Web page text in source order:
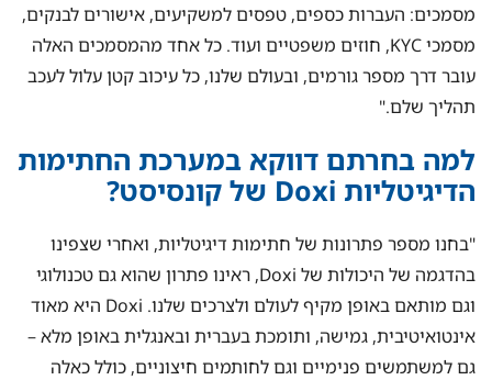
מסמכים: העברות כספים, טפסים למשקיעים, אישורים לבנקים,
מסמכי KYC, חוזים משפטיים ועוד. כל אחד מהמסמכים האלה
עובר דרך מספר גורמים, ובעולם שלנו, כל עיכוב קטן עלול לעכב
תהליך שלם."
למה בחרתם דווקא במערכת החתימות
הדיגיטליות Doxi של קונסיסט?
"בחנו מספר פתרונות של חתימות דיגיטליות, ואחרי שצפינו
בהדגמה של היכולות של Doxi, ראינו פתרון שהוא גם טכנולוגי
וגם מותאם באופן מקיף לעולם ולצרכים שלנו. Doxi היא מאוד
אינטואיטיבית, גמישה, ותומכת בעברית ובאנגלית באופן מלא –
גם למשתמשים פנימיים וגם לחותמים חיצוניים, כולל כאלה